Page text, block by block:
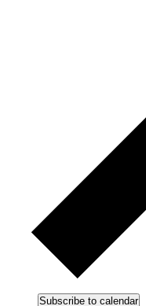
Subscribe to calendar